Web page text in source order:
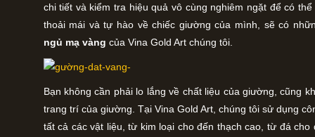
chi tiết và kiểm tra hiệu quả vô cùng nghiêm ngặt để có
thoải mái và tự hào về chiếc giường của mình, sẽ có
ngủ mạ vàng của Vina Gold Art chúng tôi.
Bạn không cần phải lo lắng về chất liệu của giường, cũng
trang trí của giường. Tại Vina Gold Art, chúng tôi sử dụng
tất cả các vật liệu, từ kim loại cho đến thạch cao, từ đá